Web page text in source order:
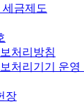
세금제도
처리방침
처리기기 운영
장